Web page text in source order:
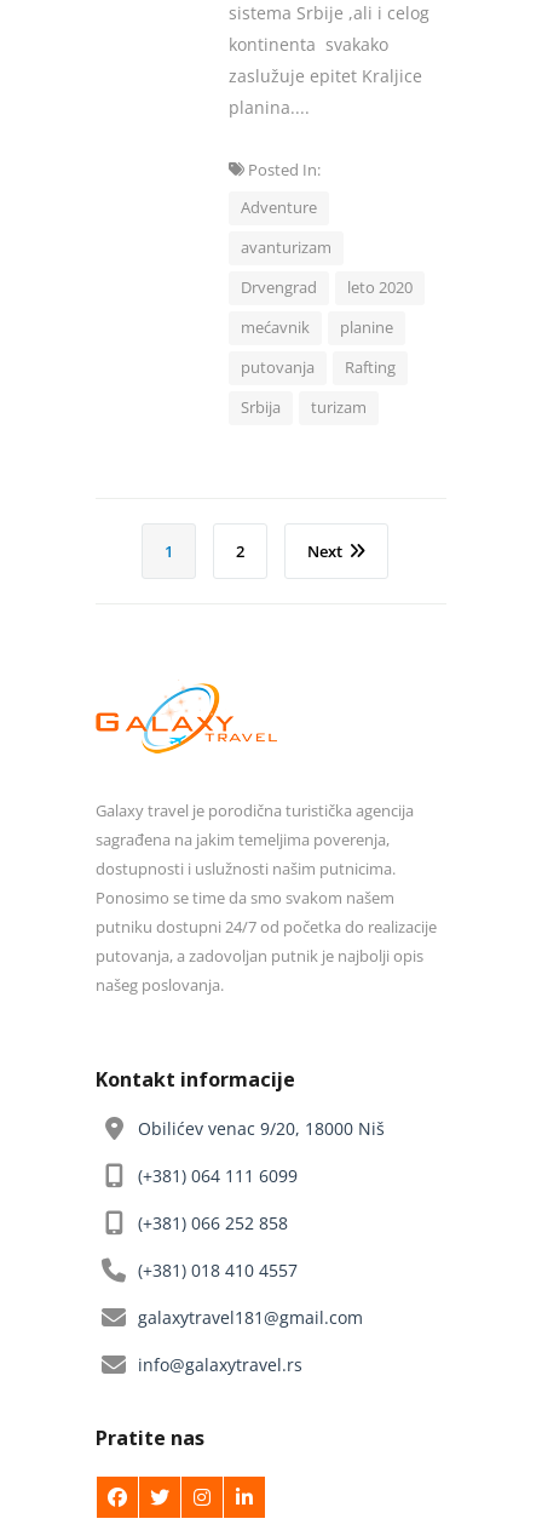
sistema Srbije ,ali i celog
kontinenta svakako
zaslužuje epitet Kraljice
planina....
Posted In:
Adventure
avanturizam
Drvengrad
leto 2020
mećavnik
planine
putovanja
Rafting
Srbija
turizam
1 2 Next
Galaxy travel je porodična turistička agencija
sagrađena na jakim temeljima poverenja,
dostupnosti i uslužnosti našim putnicima.
Ponosimo se time da smo svakom našem
putniku dostupni 24/7 od početka do realizacije
putovanja, a zadovoljan putnik je najbolji opis
našeg poslovanja.
Kontakt informacije
Obilićev venac 9/20, 18000 Niš
(+381) 064 111 6099
(+381) 066 252 858
(+381) 018 410 4557
galaxytravel181@gmail.com
info@galaxytravel.rs
Pratite nas